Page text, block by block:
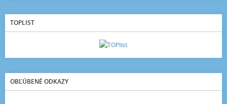
TOPLIST
OBĽÚBENÉ ODKAZY